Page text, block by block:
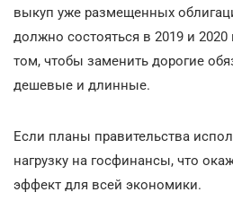
выкуп уже размещенных
должно состояться в 2019 и
том, чтобы заменить дорогие
дешевые и длинные.
Если планы правительства
нагрузку на госфинансы, что
эффект для всей экономики.